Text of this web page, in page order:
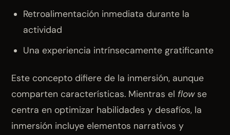
Retroalimentación inmediata durante la
actividad
Una experiencia intrínsecamente gratificante
Este concepto difiere de la inmersión, aunque
comparten características. Mientras el flowse
centra en optimizar habilidades y desafíos, la
inmersión incluye elementos narrativos y